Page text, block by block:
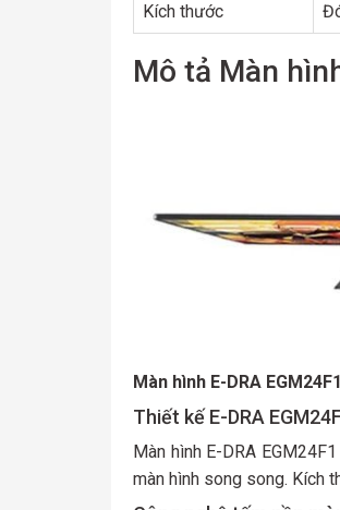
Kích thước
Mô tả Màn
Màn hình E-DRA
Thiết kế E-DRA
Màn hình E-DRA
màn hình song song. Kích